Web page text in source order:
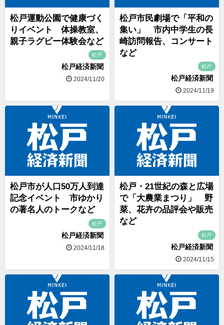
松戸運動公園で健康づく
りイベント 体操教室、
親子ラグビー体験会など
松戸
松戸経済新聞
2024/11/20
松戸市民劇場で「平和の
集い」 市内中学生の長
崎訪問報告、コンサート
など
松戸
松戸経済新聞
2024/11/19
松戸市が人口50万人到達
記念イベント 市ゆかり
の著名人のトークなど
松戸
松戸経済新聞
2024/11/18
松戸・21世紀の森と広場
で「大農業まつり」 野
菜、花卉の品評会や販売
など
松戸
松戸経済新聞
2024/11/15